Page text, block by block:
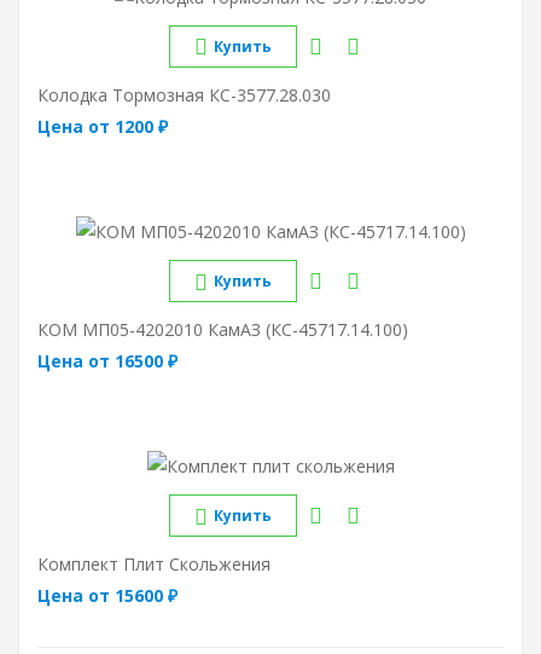
Купить
Колодка Тормозная КС-3577.28.030
Цена от 1200 ₽
Купить
КОМ МП05-4202010 КамАЗ (КС-45717.14.100)
Цена от 16500 ₽
Купить
Комплект Плит Скольжения
Цена от 15600 ₽